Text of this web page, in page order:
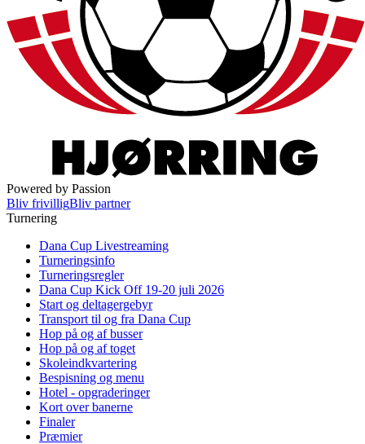
Powered by Passion
Bliv frivilligBliv partner
Turnering
Dana Cup Livestreaming
Turneringsinfo
Turneringsregler
Dana Cup Kick Off 19-20 juli 2026
Start og deltagergebyr
Transport til og fra Dana Cup
Hop på og af busser
Hop på og af toget
Skoleindkvartering
Bespisning og menu
Hotel - opgraderinger
Kort over banerne
Finaler
Præmier